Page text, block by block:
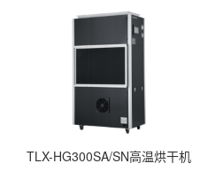
TLX-HG300SA/SN高温烘干机